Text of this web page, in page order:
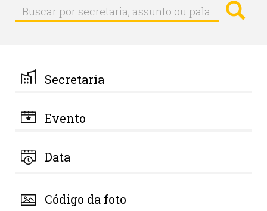
Buscar
Buscar
por
palavra-
chave
Secretaria
Evento
Data
Código da foto